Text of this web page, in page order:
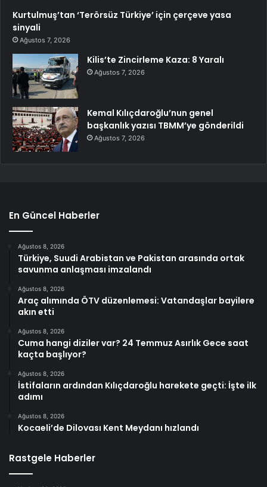
Kurtulmuş’tan ‘Terörsüz Türkiye’ için çerçeve yasa
sinyali
Ağustos 7, 2026
Kilis’te Zincirleme Kaza: 8 Yaralı
Ağustos 7, 2026
Kemal Kılıçdaroğlu’nun genel
başkanlık yazısı TBMM’ye gönderildi
Ağustos 7, 2026
En Güncel Haberler
Ağustos 8, 2026
Türkiye, Suudi Arabistan ve Pakistan arasında ortak
savunma anlaşması imzalandı
Ağustos 8, 2026
Araç alımında ÖTV düzenlemesi: Vatandaşlar bayilere
akın etti
Ağustos 8, 2026
Cuma hangi diziler var? 24 Temmuz Asırlık Gece saat
kaçta başlıyor?
Ağustos 8, 2026
İstifaların ardından Kılıçdaroğlu harekete geçti: İşte ilk
adımı
Ağustos 8, 2026
Kocaeli’de Dilovası Kent Meydanı hızlandı
Rastgele Haberler